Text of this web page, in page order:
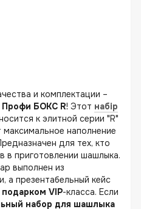
и комплектации –
Профи БОКС R! Этот набір
к элитной серии "R"
наполнение
для тех, кто
в приготовлении шашлыка.
выполнен из
а презентабельный кейс
подарком VIP-класса. Если
набор для шашлыка